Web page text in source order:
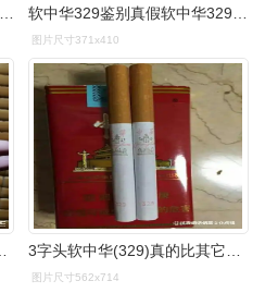
在国内卖70元一包的软中华,在国外卖多少钱?答案让人没想到 软中华329鉴别真假软中华329整条怎么鉴别
图片尺寸371x410
图片尺寸562x714